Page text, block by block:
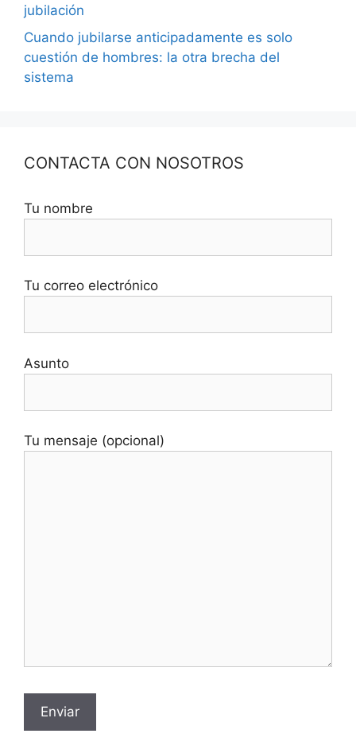
jubilación
Cuando jubilarse anticipadamente es solo
cuestión de hombres: la otra brecha del
sistema
CONTACTA CON NOSOTROS
Tu nombre
Tu correo electrónico
Asunto
Tu mensaje (opcional)